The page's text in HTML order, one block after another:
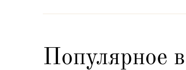
Популярное